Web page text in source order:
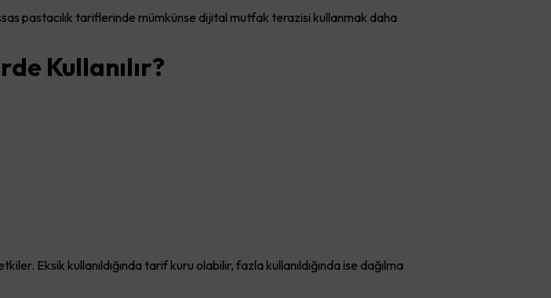
pastacılık tariflerinde mümkünse dijital mutfak terazisi kullanmak daha
Kullanılır?
Eksik kullanıldığında tarif kuru olabilir, fazla kullanıldığında ise dağılma